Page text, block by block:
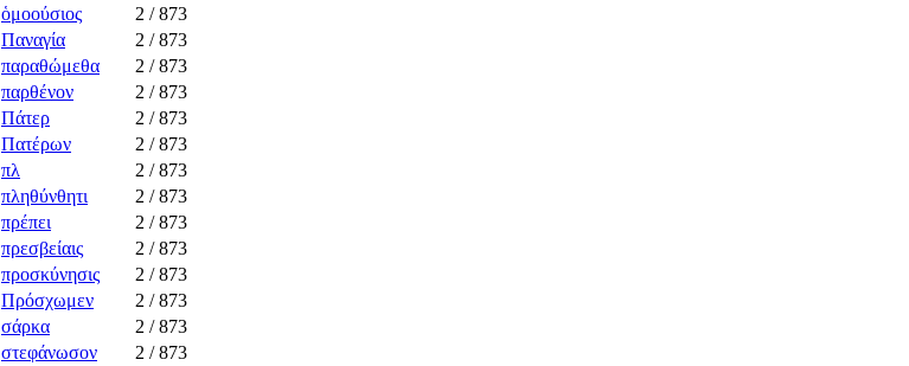
ὁμοούσιος 2 / 873
Παναγία 2 / 873
παραθώμεθα 2 / 873
παρθένον 2 / 873
Πάτερ 2 / 873
Πατέρων 2 / 873
πλ 2 / 873
πληθύνθητι 2 / 873
πρέπει 2 / 873
πρεσβείαις 2 / 873
προσκύνησις 2 / 873
Πρόσχωμεν 2 / 873
σάρκα 2 / 873
στεφάνωσον 2 / 873